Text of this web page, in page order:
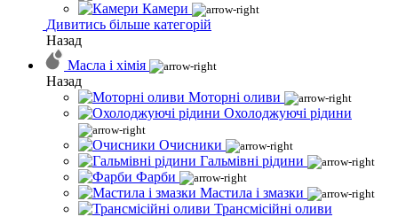
Камери
Дивитись більше категорій
Назад
Масла і хімія
Назад
Моторні оливи
Охолоджуючі рідини
Очисники
Гальмівні рідини
Фарби
Мастила і змазки
Трансмісійні оливи